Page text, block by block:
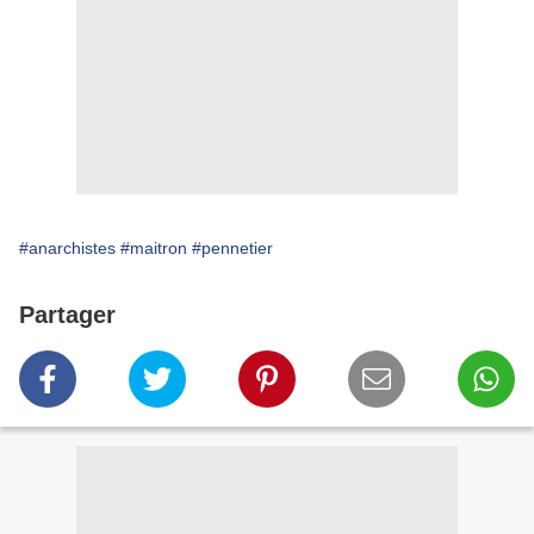
#anarchistes #maitron #pennetier
Partager